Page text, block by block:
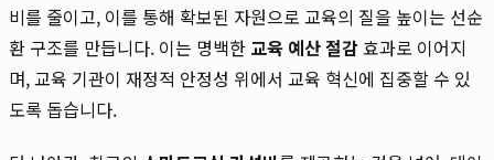
비를 줄이고, 이를 통해 확보된 자원으로 교육의 질을 높이는 선순
환 구조를 만듭니다. 이는 명백한 교육 예산 절감 효과로 이어지
며, 교육 기관이 재정적 안정성 위에서 교육 혁신에 집중할 수 있
도록 돕습니다.